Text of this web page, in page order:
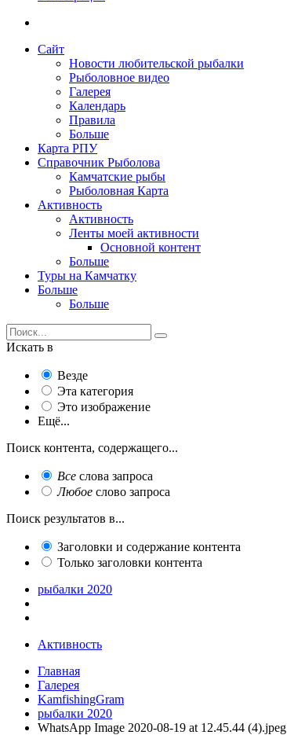
Сайт
Новости любительской рыбалки
Рыболовное видео
Галерея
Календарь
Правила
Больше
Карта РПУ
Справочник Рыболова
Камчатские рыбы
Рыболовная Карта
Активность
Активность
Ленты моей активности
Основной контент
Больше
Туры на Камчатку
Больше
Больше
Искать в
Везде
Эта категория
Это изображение
Ещё...
Поиск контента, содержащего...
Все слова запроса
Любое слово запроса
Поиск результатов в...
Заголовки и содержание контента
Только заголовки контента
рыбалки 2020
Активность
Главная
Галерея
KamfishingGram
рыбалки 2020
WhatsApp Image 2020-08-19 at 12.45.44 (4).jpeg